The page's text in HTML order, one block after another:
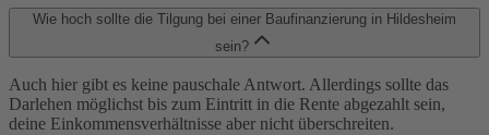
Wie hoch sollte die Tilgung bei einer Baufinanzierung in Hildesheim
sein?
Auch hier gibt es keine pauschale Antwort. Allerdings sollte das
Darlehen möglichst bis zum Eintritt in die Rente abgezahlt sein,
deine Einkommensverhältnisse aber nicht überschreiten.